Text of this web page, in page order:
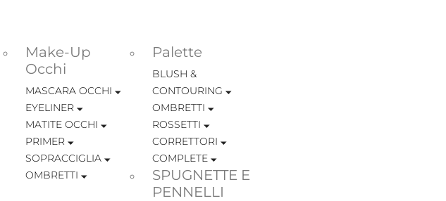
Make-Up
Occhi
MASCARA OCCHI
EYELINER
MATITE OCCHI
PRIMER
SOPRACCIGLIA
OMBRETTI
Palette
BLUSH &
CONTOURING
OMBRETTI
ROSSETTI
CORRETTORI
COMPLETE
SPUGNETTE E
PENNELLI